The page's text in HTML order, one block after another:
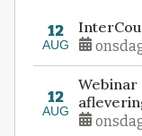
12
AUG
12
AUG
Webinar